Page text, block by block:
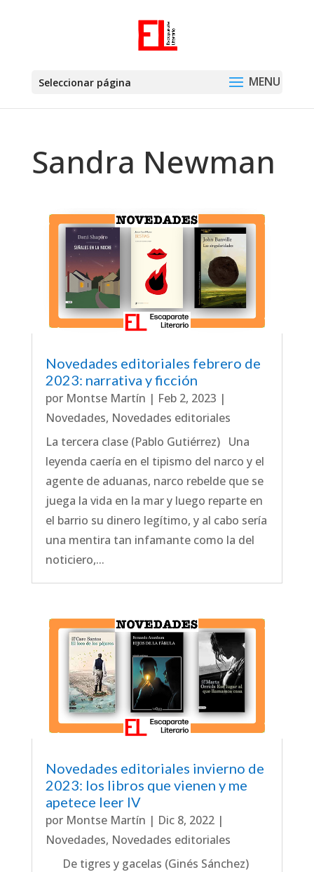
Seleccionar página
Sandra Newman
Novedades editoriales febrero de
2023: narrativa y ficción
por Montse Martín | Feb 2, 2023 |
Novedades, Novedades editoriales
La tercera clase (Pablo Gutiérrez) Una
leyenda caería en el tipismo del narco y el
agente de aduanas, narco rebelde que se
juega la vida en la mar y luego reparte en
el barrio su dinero legítimo, y al cabo sería
una mentira tan infamante como la del
noticiero,...
Novedades editoriales invierno de
2023: los libros que vienen y me
apetece leer IV
por Montse Martín | Dic 8, 2022|
Novedades, Novedades editoriales
De tigres y gacelas (Ginés Sánchez)